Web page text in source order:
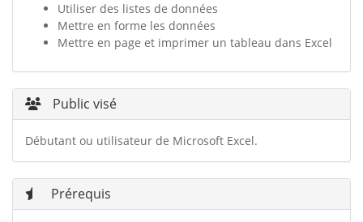
Utiliser des listes de données
Mettre en forme les données
Mettre en page et imprimer un tableau dans Excel
Public visé
Débutant ou utilisateur de Microsoft Excel.
Prérequis